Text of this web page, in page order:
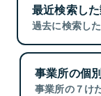
最近検索し
過去に検索し
事業所の個
事業所の７け